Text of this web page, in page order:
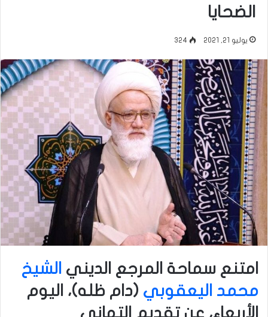
الضحايا
يوليو 21, 2021 324
امتنع سماحة المرجع الديني الشيخ
محمد اليعقوبي (دام ظله)، اليوم
الأربعاء، عن تقديم التهاني